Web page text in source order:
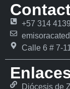
+57 314
Calle 6 # 7-
Diócesis de